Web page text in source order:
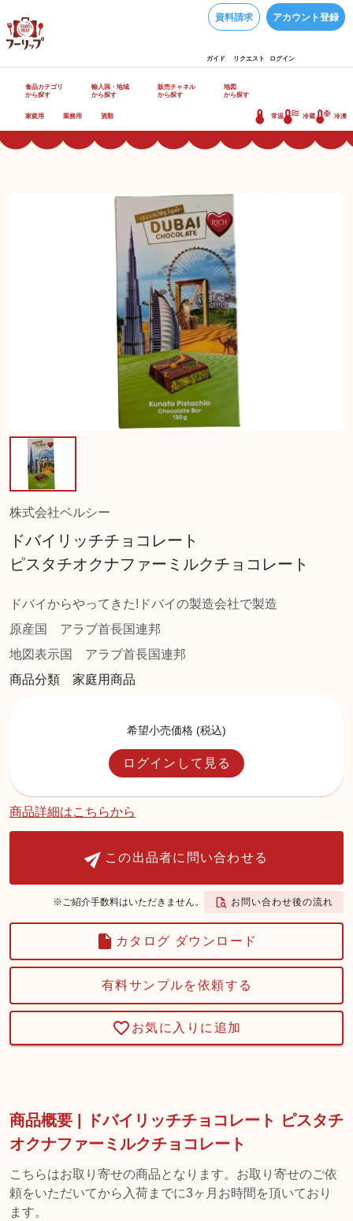
資料請求 アカウント登録
ガイド リクエスト ログイン
食品カテゴリ
から探す
輸入国・地域
から探す
販売チャネル
から探す
地図
から探す
家庭用 業務用 酒類 常温 冷蔵 冷凍
株式会社ベルシー
ドバイリッチチョコレート
ピスタチオクナファーミルクチョコレート
ドバイからやってきた!ドバイの製造会社で製造
原産国
アラブ首長国連邦
地図表示国
アラブ首長国連邦
商品分類 家庭用商品
希望小売価格 (税込)
ログインして見る
商品詳細はこちらから
この出品者に問い合わせる
※ご紹介手数料はいただきません。 お問い合わせ後の流れ
カタログ ダウンロード
有料サンプルを依頼する
お気に入りに追加
商品概要 | ドバイリッチチョコレート ピスタチ
オクナファーミルクチョコレート
こちらはお取り寄せの商品となります。お取り寄せのご依
頼をいただいてから入荷までに3ヶ月お時間を頂いており
ます。